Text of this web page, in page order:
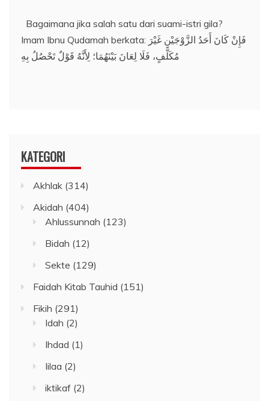
Bagaimana jika salah satu dari suami-istri gila?
Imam Ibnu Qudamah berkata: فَإِنْ كَانَ أَحَدُ الزَّوْجَيْنِ غَيْرَ
مُكَلَّفٍ، فَلَا لِعَانَ بَيْنَهُمَا؛ لِأَنَّهُ قَوْلٌ تَحْصُلُ بِهِ
KATEGORI
Akhlak (314)
Akidah (404)
Ahlussunnah (123)
Bidah (12)
Sekte (129)
Faidah Kitab Tauhid (151)
Fikih (291)
Idah (2)
Ihdad (1)
Iilaa (2)
iktikaf (2)